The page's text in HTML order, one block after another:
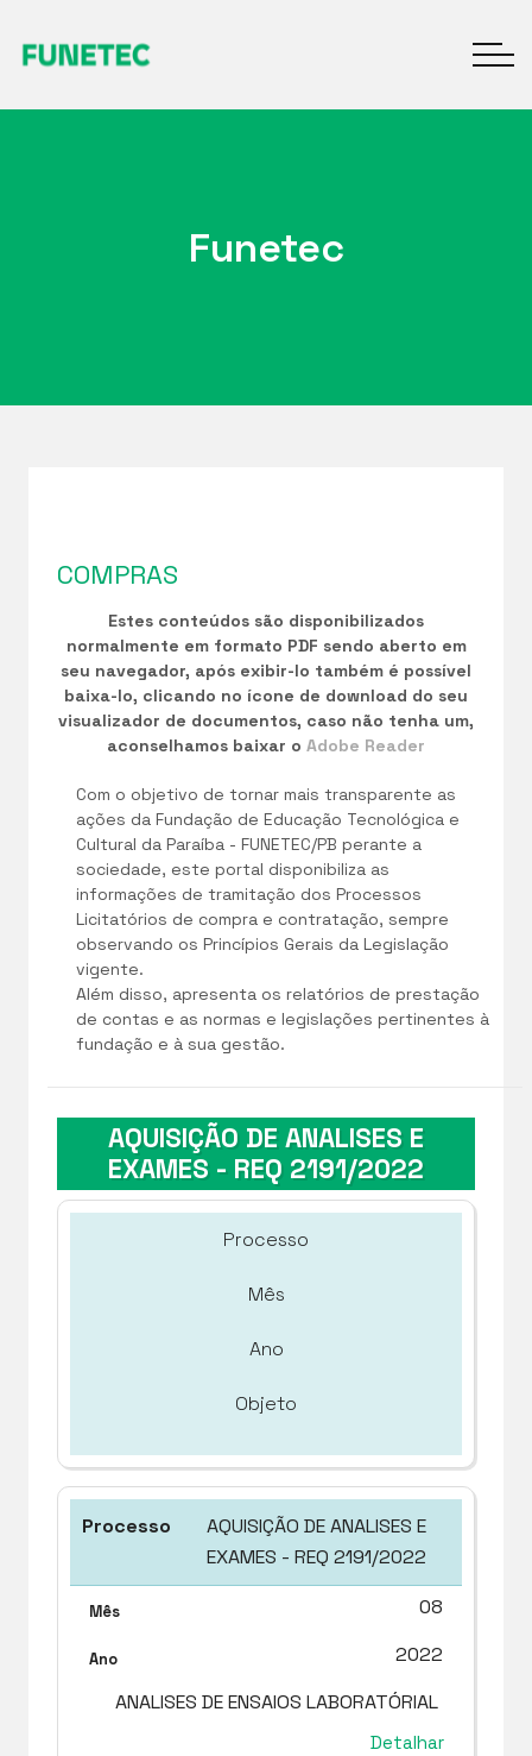
Funetec
COMPRAS
Estes conteúdos são disponibilizados
normalmente em formato PDF sendo aberto em
seu navegador, após exibir-lo também é possível
baixa-lo, clicando no ícone de download do seu
visualizador de documentos, caso não tenha um,
aconselhamos baixar o Adobe Reader
Com o objetivo de tornar mais transparente as
ações da Fundação de Educação Tecnológica e
Cultural da Paraíba - FUNETEC/PB perante a
sociedade, este portal disponibiliza as
informações de tramitação dos Processos
Licitatórios de compra e contratação, sempre
observando os Princípios Gerais da Legislação
vigente.
Além disso, apresenta os relatórios de prestação
de contas e as normas e legislações pertinentes à
fundação e à sua gestão.
AQUISIÇÃO DE ANALISES E
EXAMES - REQ 2191/2022
Processo
Mês
Ano
Objeto
AQUISIÇÃO DE ANALISES E
EXAMES - REQ 2191/2022
08
2022
ANALISES DE ENSAIOS LABORATÓRIAL
Detalhar